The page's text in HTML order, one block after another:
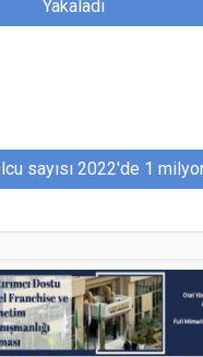
Yakaladı
sayısı 2022'de 1
12-15 Nisan tarihinde